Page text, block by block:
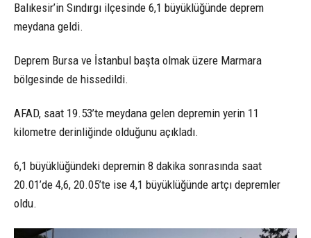
Balıkesir’in Sındırgı ilçesinde 6,1 büyüklüğünde deprem
meydana geldi.
Deprem Bursa ve İstanbul başta olmak üzere Marmara
bölgesinde de hissedildi.
AFAD, saat 19.53’te meydana gelen depremin yerin 11
kilometre derinliğinde olduğunu açıkladı.
6,1 büyüklüğündeki depremin 8 dakika sonrasında saat
20.01’de 4,6, 20.05’te ise 4,1 büyüklüğünde artçı depremler
oldu.